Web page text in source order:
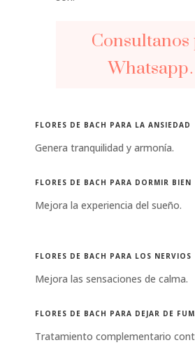
Consultanos
FLORES DE BACH PARA LA ANSIEDAD
Genera tranquilidad y armonía.
FLORES DE BACH PARA DORMIR BIEN
Mejora la experiencia del sueño.
FLORES DE BACH PARA LOS NERVIOS
Mejora las sensaciones de calma.
FLORES DE BACH PARA DEJAR DE
Tratamiento complementario